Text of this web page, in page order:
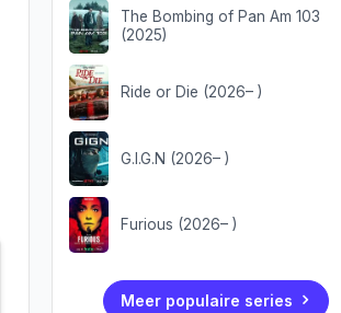
The Bombing of Pan Am 103
(2025)
Ride or Die (2026– )
G.I.G.N (2026– )
Furious (2026– )
Meer populaire series